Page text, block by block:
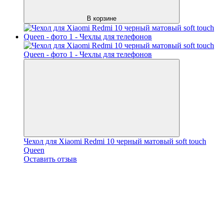
В корзине
Чехол для Xiaomi Redmi 10 черный матовый soft touch
Queen
Оставить отзыв